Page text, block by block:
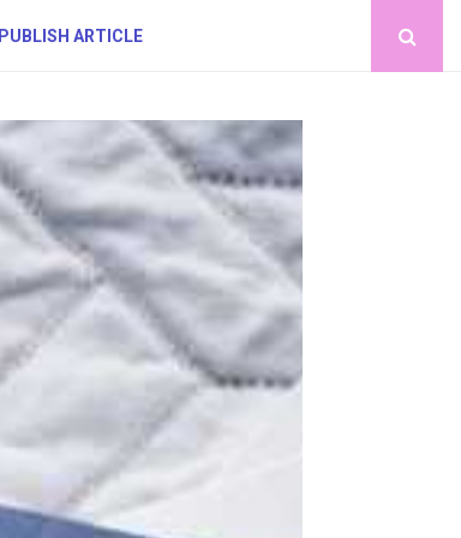
PUBLISH ARTICLE